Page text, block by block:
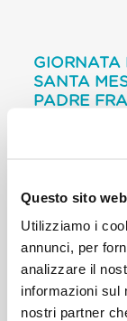
Questo sito
Utilizziamo i
annunci, per
analizzare il
informazioni sul
nostri partner
GIORNATA
SANTA
PADRE
vivono così,
non faceva
povero e il
nel servire.
di Dio che
della sua